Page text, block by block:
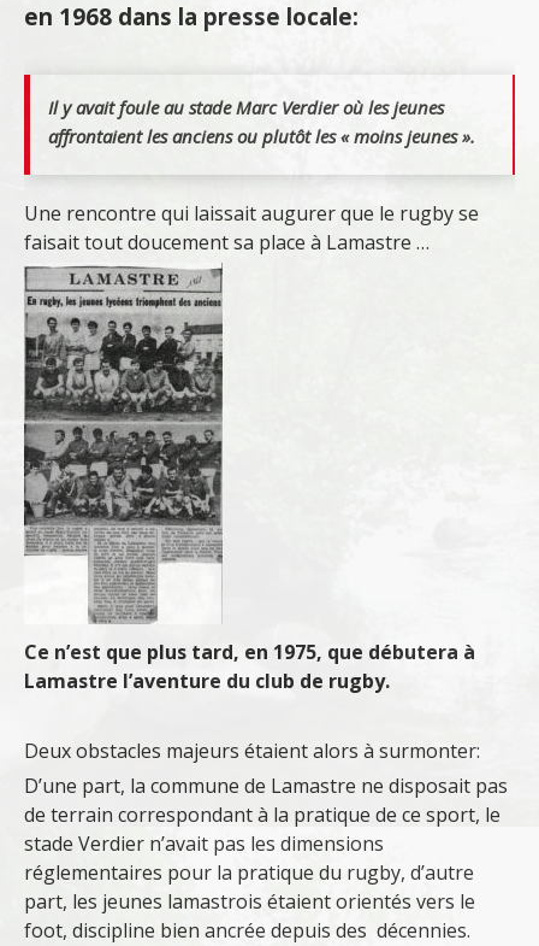
en 1968 dans la presse locale:
Il y avait foule au stade Marc Verdier où les jeunes
affrontaient les anciens ou plutôt les « moins jeunes ».
Une rencontre qui laissait augurer que le rugby se
faisait tout doucement sa place à Lamastre …
Ce n’est que plus tard, en 1975, que débutera à
Lamastre l’aventure du club de rugby.
Deux obstacles majeurs étaient alors à surmonter:
D’une part, la commune de Lamastre ne disposait pas
de terrain correspondant à la pratique de ce sport, le
stade Verdier n’avait pas les dimensions
réglementaires pour la pratique du rugby, d’autre
part, les jeunes lamastrois étaient orientés vers le
foot, discipline bien ancrée depuis des décennies.